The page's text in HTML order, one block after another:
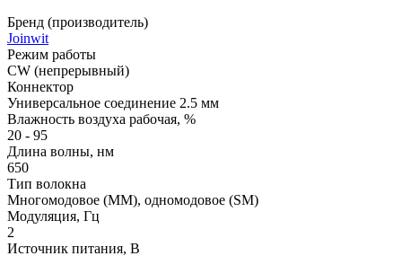
Бренд (производитель)
Joinwit
Режим работы
CW (непрерывный)
Коннектор
Универсальное соединение 2.5 мм
Влажность воздуха рабочая, %
20 - 95
Длина волны, нм
650
Тип волокна
Многомодовое (MM), одномодовое (SM)
Модуляция, Гц
2
Источник питания, В